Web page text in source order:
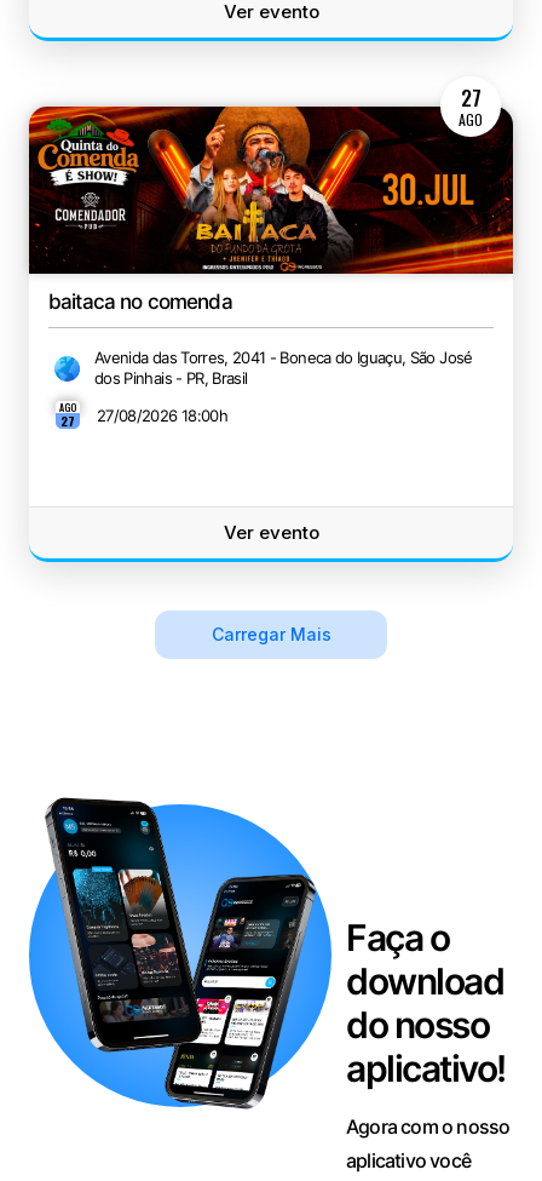
Ver evento
27
AGO
baitaca no comenda
Avenida das Torres, 2041 - Boneca do Iguaçu, São José
dos Pinhais - PR, Brasil
AGO
27 27/08/2026 18:00h
Ver evento
Carregar Mais
Faça o
download
do nosso
aplicativo!
Agora com o nosso
aplicativo você